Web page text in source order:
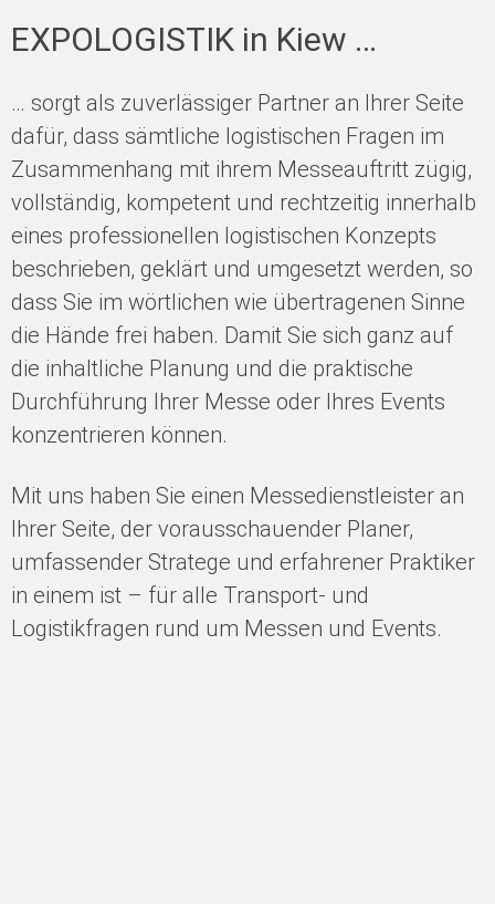
EXPOLOGISTIK in Kiew …
… sorgt als zuverlässiger Partner an Ihrer Seite
dafür, dass sämtliche logistischen Fragen im
Zusammenhang mit ihrem Messeauftritt zügig,
vollständig, kompetent und rechtzeitig innerhalb
eines professionellen logistischen Konzepts
beschrieben, geklärt und umgesetzt werden, so
dass Sie im wörtlichen wie übertragenen Sinne
die Hände frei haben. Damit Sie sich ganz auf
die inhaltliche Planung und die praktische
Durchführung Ihrer Messe oder Ihres Events
konzentrieren können.
Mit uns haben Sie einen Messedienstleister an
Ihrer Seite, der vorausschauender Planer,
umfassender Stratege und erfahrener Praktiker
in einem ist – für alle Transport- und
Logistikfragen rund um Messen und Events.